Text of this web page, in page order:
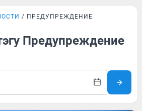
ПРЕДУПРЕЖДЕНИЕ
Предупреждение